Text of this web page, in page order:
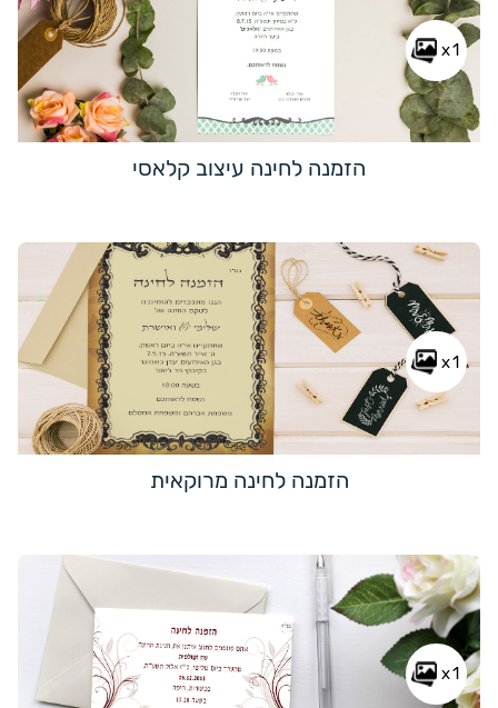
x1
הזמנה לחינה עיצוב קלאסי
x1
הזמנה לחינה מרוקאית
x1